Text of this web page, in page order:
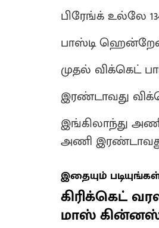
பிரேங்க் உல்லே
பாஸ்டி
முதல் விக்கெட்
இரண்டாவது
இங்கிலாந்து
அணி
இதையும்
கிரிக்கெட்
மாஸ்